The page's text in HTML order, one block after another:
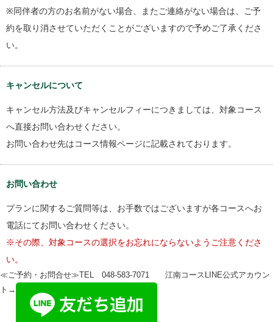
※同伴者の方のお名前がない場合、またご連絡がない場合は、ご予
約を取り消させていただくことがございますので予めご了承くださ
い。
キャンセルについて
キャンセル方法及びキャンセルフィーにつきましては、対象コース
へ直接お問い合わせください。
お問い合わせ先はコース情報ページに記載されております。
お問い合わせ
プランに関するご質問等は、お手数ではございますが各コースへお
電話にてお問い合わせください。
※その際、対象コースの選択をお忘れにならないようご注意くださ
い。
≪ご予約・お問合せ≫TEL 048-583-7071 江南コースLINE公式アカウン
ト→